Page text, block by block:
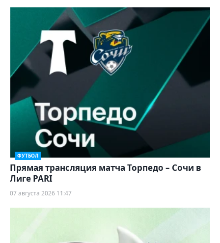
ФУТБОЛ
Прямая трансляция матча Торпедо – Сочи в
Лиге PARI
07 августа 2026 11:47